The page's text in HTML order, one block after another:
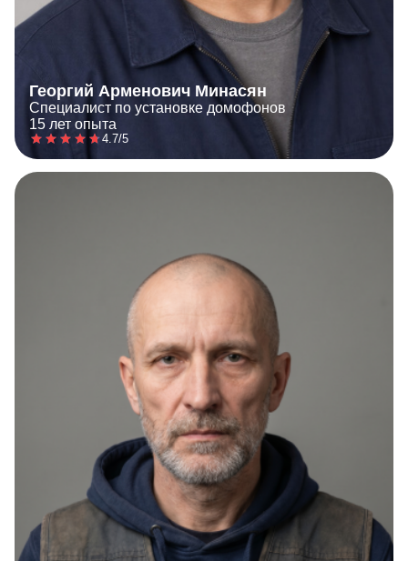
Георгий Арменович Минасян
Специалист по установке домофонов
15 лет опыта
4.7/5